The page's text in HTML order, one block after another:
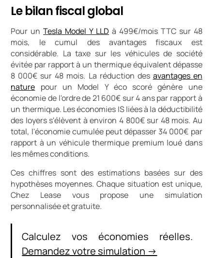
Le bilan fiscal global
Pour unTesla Model Y LLD à 499€/mois TTC sur 48
mois, le cumul des avantages fiscaux est
considérable. La taxe sur les véhicules de société
évitée par rapport à un thermique équivalent dépasse
8 000€ sur 48 mois. La réduction des avantages en
nature pour un Model Y éco scoré génère une
économie de l'ordre de 21 600€ sur 4 ans par rapport à
un thermique. Les économies IS liées à la déductibilité
des loyers s'élèvent à environ 4 800€ sur 48 mois. Au
total, l'économie cumulée peut dépasser 34 000€ par
rapport à un véhicule thermique premium loué dans
les mêmes conditions.
Ces chiffres sont des estimations basées sur des
hypothèses moyennes. Chaque situation est unique,
Chez Lease vous propose une simulation
personnalisée et gratuite.
Calculez vos économies réelles.
Demandez votre simulation →